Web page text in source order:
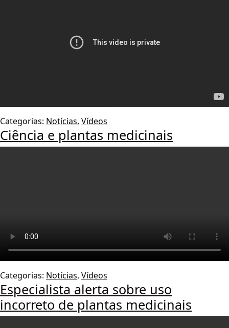
Categorias: Notícias, Vídeos
Ciência e plantas medicinais
Categorias: Notícias, Vídeos
Especialista alerta sobre uso
incorreto de plantas medicinais